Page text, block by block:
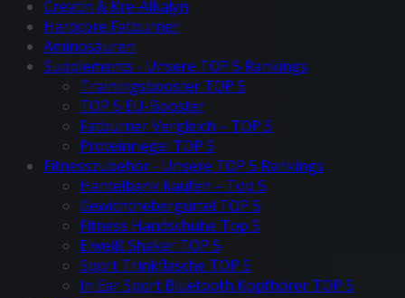
Creatin & Kre-Alkalyn
Hardcore Fatburner
Aminosäuren
Supplements - Unsere TOP 5 Rankings
Trainingsbooster TOP 5
TOP 5 EU-Booster
Fatburner Vergleich – TOP 5
Proteinriegel TOP 5
Fitnesszubehör - Unsere TOP 5 Rankings
Hantelbank kaufen – Top 5
Gewichthebergürtel TOP 5
Fitness Handschuhe Top 5
Eiweiß Shaker TOP 5
Sport Trinkflasche TOP 5
In Ear Sport Bluetooth Kopfhörer TOP 5